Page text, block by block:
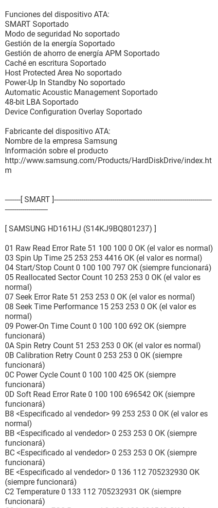
Funciones del dispositivo ATA:
SMART Soportado
Modo de seguridad No soportado
Gestión de la energía Soportado
Gestión de ahorro de energía APM Soportado
Caché en escritura Soportado
Host Protected Area No soportado
Power-Up In Standby No soportado
Automatic Acoustic Management Soportado
48-bit LBA Soportado
Device Configuration Overlay Soportado
Fabricante del dispositivo ATA:
Nombre de la empresa Samsung
Información sobre el producto
http://www.samsung.com/Products/HardDiskDrive/index.ht
m
--------[ SMART ]---------------------------------------------------------------------------------
----------------------
[ SAMSUNG HD161HJ (S14KJ9BQ801237) ]
01 Raw Read Error Rate 51 100 100 0 OK (el valor es normal)
03 Spin Up Time 25 253 253 4416 OK (el valor es normal)
04 Start/Stop Count 0 100 100 797 OK (siempre funcionará)
05 Reallocated Sector Count 10 253 253 0 OK (el valor es
normal)
07 Seek Error Rate 51 253 253 0 OK (el valor es normal)
08 Seek Time Performance 15 253 253 0 OK (el valor es
normal)
09 Power-On Time Count 0 100 100 692 OK (siempre
funcionará)
0A Spin Retry Count 51 253 253 0 OK (el valor es normal)
0B Calibration Retry Count 0 253 253 0 OK (siempre
funcionará)
0C Power Cycle Count 0 100 100 425 OK (siempre
funcionará)
0D Soft Read Error Rate 0 100 100 696542 OK (siempre
funcionará)
B8 <Especificado al vendedor> 99 253 253 0 OK (el valor es
normal)
BB <Especificado al vendedor> 0 253 253 0 OK (siempre
funcionará)
BC <Especificado al vendedor> 0 253 253 0 OK (siempre
funcionará)
BE <Especificado al vendedor> 0 136 112 705232930 OK
(siempre funcionará)
C2 Temperature 0 133 112 705232931 OK (siempre
funcionará)